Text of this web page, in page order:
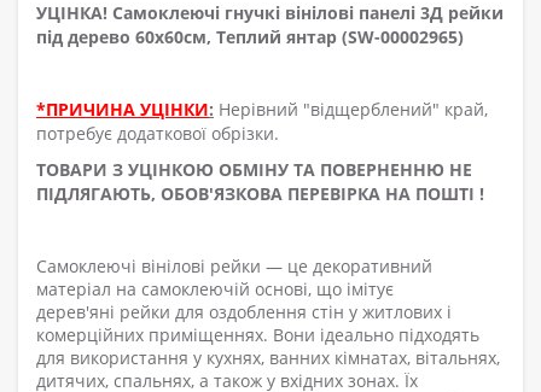
УЦІНКА! Самоклеючі гнучкі вінілові панелі 3Д рейки
під дерево 60х60см, Теплий янтар (SW-00002965)
*ПРИЧИНА УЦІНКИ: Нерівний "відщерблений" край,
потребує додаткової обрізки.
ТОВАРИ З УЦІНКОЮ ОБМІНУ ТА ПОВЕРНЕННЮ НЕ
ПІДЛЯГАЮТЬ, ОБОВ'ЯЗКОВА ПЕРЕВІРКА НА ПОШТІ !
Самоклеючі вінілові рейки — це декоративний
матеріал на самоклеючій основі, що імітує
дерев'яні рейки для оздоблення стін у житлових і
комерційних приміщеннях. Вони ідеально підходять
для використання у кухнях, ванних кімнатах, вітальнях,
дитячих, спальнях, а також у вхідних зонах. Їх